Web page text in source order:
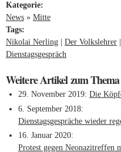
Kategorie:
News » Mitte
Tags:
Nikolai Nerling
Der Volkslehrer
Dienstagsgespräch
Weitere Artikel zum Thema
29. November 2019 Die
6. September 2018
Dienstagsgespräche wieder
16. Januar 2020
Protest gegen